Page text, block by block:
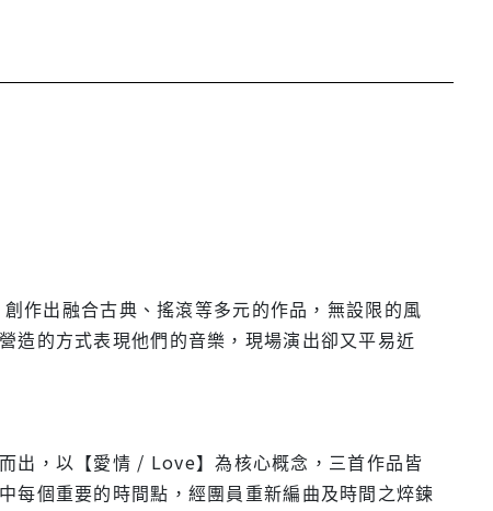
作出融合古典、搖滾等多元的作品，無設限的風
造的方式表現他們的音樂，現場演出卻又平易近
出，以【愛情 / Love】為核心概念，三首作品皆
每個重要的時間點，經團員重新編曲及時間之焠鍊